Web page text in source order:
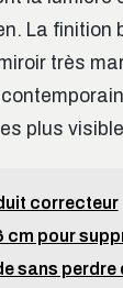
La finition
très
plus
correcteur
cm pour
sans perdre